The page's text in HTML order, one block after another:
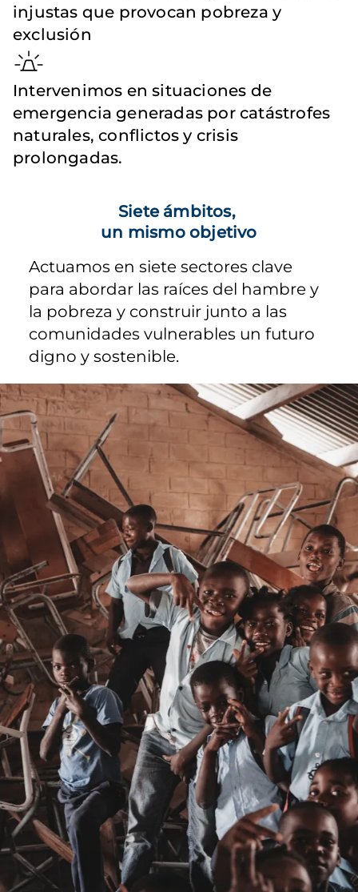
injustas que provocan pobreza y
exclusión
Intervenimos en situaciones de
emergencia generadas por catástrofes
naturales, conflictos y crisis
prolongadas.
Siete ámbitos,
un mismo objetivo
Actuamos en siete sectores clave
para abordar las raíces del hambre y
la pobreza y construir junto a las
comunidades vulnerables un futuro
digno y sostenible.